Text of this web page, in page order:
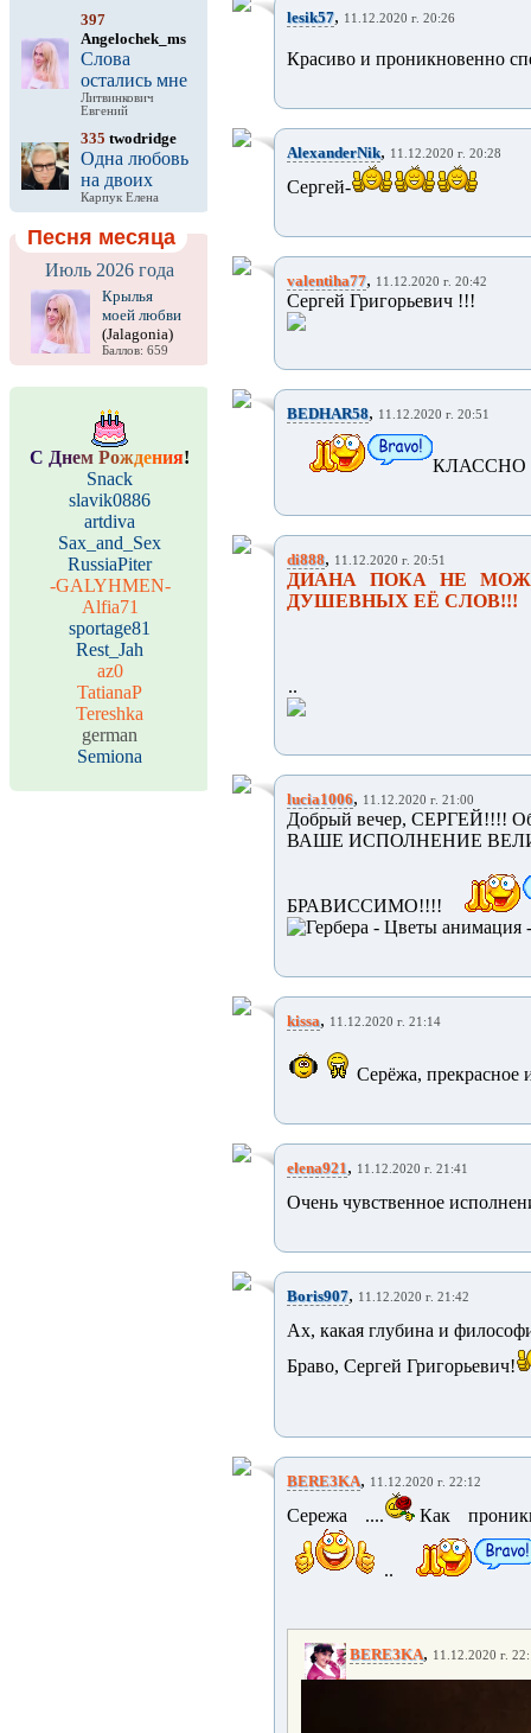
397
Angelochek_ms
Слова
остались мне
Литвинкович
Евгений
335 twodridge
Одна любовь
на двоих
Карпук Елена
Песня месяца
Июль 2026 года
Крылья
моей любви
(Jalagonia)
Баллов: 659
С Днем Рождения!
Snack
slavik0886
artdiva
Sax_and_Sex
RussiaPiter
-GALYHMEN-
Alfia71
sportage81
Rest_Jah
az0
TatianaP
Tereshka
german
Semiona
lesik57, 11.12.2020 г. 20:26
Красиво и проникновенно
AlexanderNik, 11.12.2020 г. 20:28
Сергей-
valentiha77, 11.12.2020 г. 20:42
Сергей Григорьевич !!!
BEDHAR58, 11.12.2020 г. 20:51
КЛАССНО
di888, 11.12.2020 г. 20:51
ДИАНА ПОКА НЕ
ДУШЕВНЫХ ЕЁ СЛОВ!!!
..
lucia1006, 11.12.2020 г. 21:00
Добрый вечер, СЕРГЕЙ!!!!
ВАШЕ ИСПОЛНЕНИЕ
БРАВИССИМО!!!!
kissa, 11.12.2020 г. 21:14
Серёжа, прекрасное
elena921, 11.12.2020 г. 21:41
Очень чувственное
Boris907, 11.12.2020 г. 21:42
Ах, какая глубина и
Браво, Сергей Григорьевич!
BERE3KA, 11.12.2020 г. 22:12
Сережа .... Как
..
BERE3KA, 11.12.2020 г.